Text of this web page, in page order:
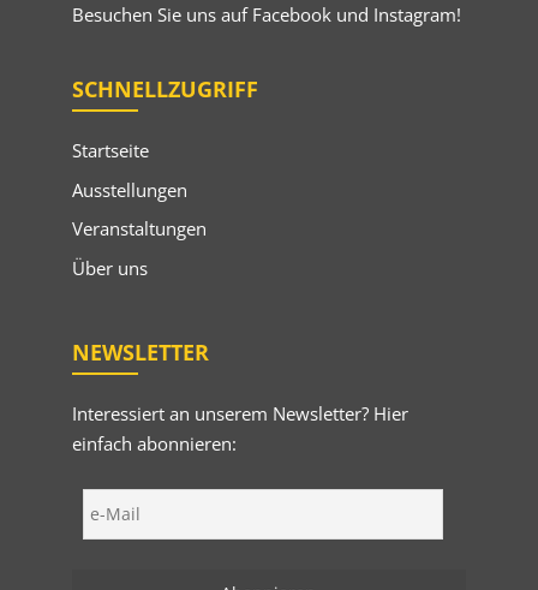
Besuchen Sie uns auf Facebookund Instagram!
SCHNELLZUGRIFF
Startseite
Ausstellungen
Veranstaltungen
Über uns
NEWSLETTER
Interessiert an unserem Newsletter? Hier
einfach abonnieren: